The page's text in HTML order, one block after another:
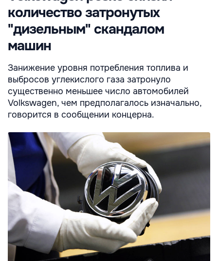
количество затронутых
"дизельным" скандалом
машин
Занижение уровня потребления топлива и
выбросов углекислого газа затронуло
существенно меньшее число автомобилей
Volkswagen, чем предполагалось изначально,
говорится в сообщении концерна.